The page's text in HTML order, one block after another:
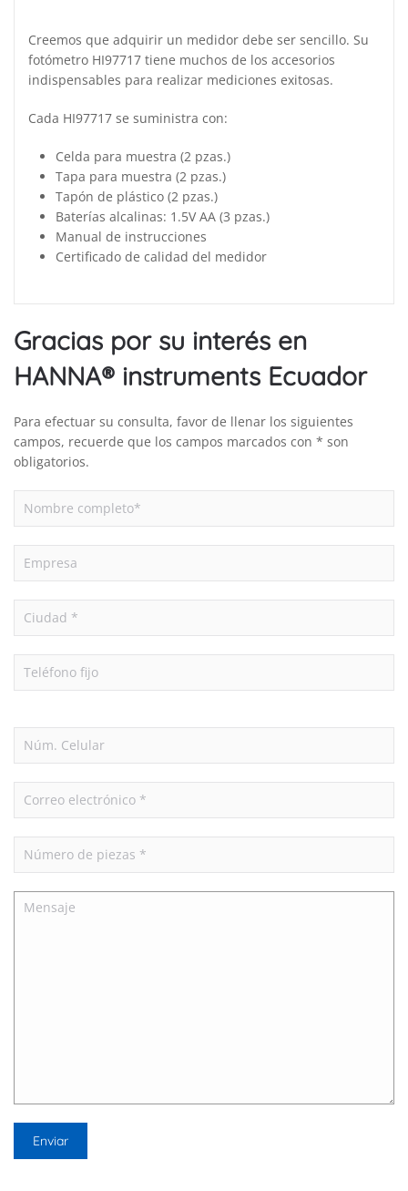
Creemos que adquirir un medidor debe ser sencillo. Su
fotómetro HI97717 tiene muchos de los accesorios
indispensables para realizar mediciones exitosas.
Cada HI97717 se suministra con:
Celda para muestra (2 pzas.)
Tapa para muestra (2 pzas.)
Tapón de plástico (2 pzas.)
Baterías alcalinas: 1.5V AA (3 pzas.)
Manual de instrucciones
Certificado de calidad del medidor
Gracias por su interés en
HANNA® instruments Ecuador
Para efectuar su consulta, favor de llenar los siguientes
campos, recuerde que los campos marcados con * son
obligatorios.